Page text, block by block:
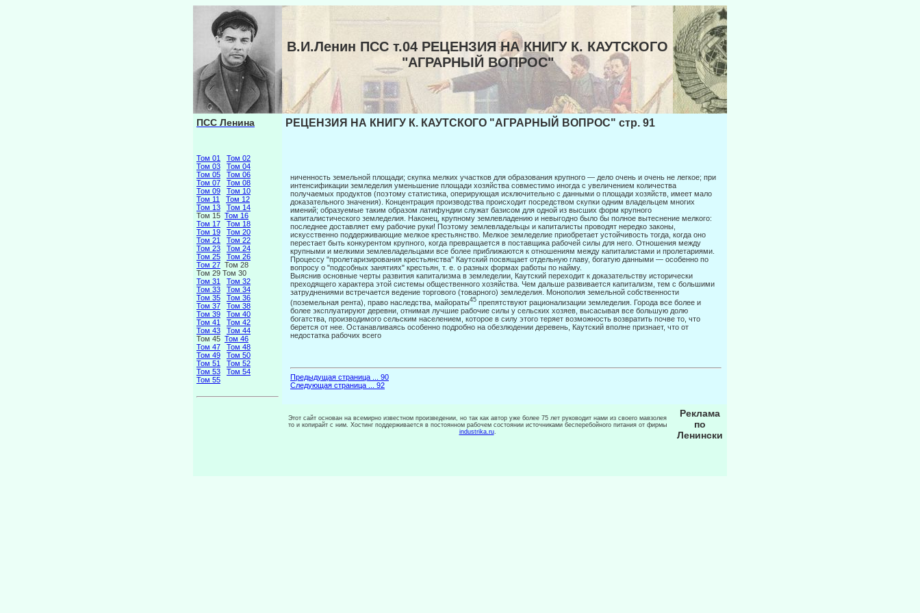
В.И.Ленин ПСС т.04 РЕЦЕНЗИЯ НА КНИГУ К. КАУТСКОГО
"АГРАРНЫЙ ВОПРОС"
ПСС Ленина
Том 01
Том 02
Том 03
Том 04
Том 05
Том 06
Том 07
Том 08
Том 09
Том 10
Том 11
Том 12
Том 13
Том 14
Том 15 Том 16
Том 17
Том 18
Том 19
Том 20
Том 21
Том 22
Том 23
Том 24
Том 25
Том 26
Том 27 Том 28
Том 29 Том 30
Том 31
Том 32
Том 33
Том 34
Том 35
Том 36
Том 37
Том 38
Том 39
Том 40
Том 41
Том 42
Том 43
Том 44
Том 45 Том 46
Том 47
Том 48
Том 49
Том 50
Том 51
Том 52
Том 53
Том 54
Том 55
РЕЦЕНЗИЯ НА КНИГУ К. КАУТСКОГО "АГРАРНЫЙ ВОПРОС" стр. 91
ниченность земельной площади; скупка мелких участков для образования крупного — дело очень и очень не легкое; при
интенсификации земледелия уменьшение площади хозяйства совместимо иногда с увеличением количества
получаемых продуктов (по­этому статистика, оперирующая исключительно с данными о площади хозяйств, имеет мало
доказательного значения). Концентрация производства происходит посредством скупки одним владельцем многих
имений; образуемые таким образом латифундии служат базисом для одной из высших форм крупного
капиталистического земледелия. Наконец, крупному землевладению и невыгодно было бы полное вытеснение мелкого:
последнее доставляет ему рабочие руки! Поэтому землевладельцы и капиталисты про­водят нередко законы,
искусственно поддерживающие мелкое крестьянство. Мелкое земледелие приобретает устойчивость тогда, когда оно
перестает быть конкурентом крупного, когда превращается в поставщика рабочей силы для него. Отношения между
крупными и мелкими землевладельцами все более приближаются к отношениям между капиталистами и пролетариями.
Процессу "пролетаризирования крестьянства" Каут­ский посвящает отдельную главу, богатую данными — особенно по
вопросу о "под­собных занятиях" крестьян, т. е. о разных формах работы по найму.
Выяснив основные черты развития капитализма в земледелии, Каутский переходит к доказательству исторически
преходящего характера этой системы общественного хо­зяйства. Чем дальше развивается капитализм, тем с большими
затруднениями встреча­ется ведение торгового (товарного) земледелия. Монополия земельной собственности
(поземельная рента), право наследства, майораты45 препятствуют рационализации зем­леделия. Города все более и
более эксплуатируют деревни, отнимая лучшие рабочие силы у сельских хозяев, высасывая все большую долю
богатства, производимого сель­ским населением, которое в силу этого теряет возможность возвратить почве то, что
берется от нее. Останавливаясь особенно подробно на обезлюдении деревень, Каутский вполне признает, что от
недостатка рабочих всего
Предыдущая страница ... 90
Следующая страница ... 92
Этот сайт основан на всемирно известном произведении, но так как автор уже более 75 лет руководит нами из своего мавзолея
то и копирайт с ним. Хостинг поддерживается в постоянном рабочем состоянии источниками бесперебойного питания от фирмы
industrika.ru.
Реклама
по
Ленински